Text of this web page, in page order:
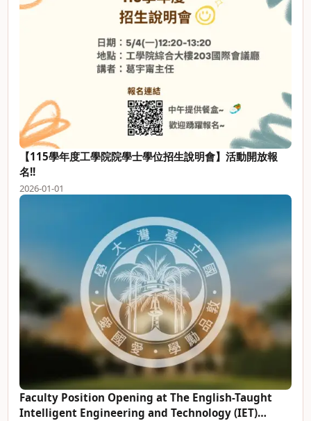
【115學年度工學院院學士學位招生說明會】活動開放報
名!!
2026-01-01
Faculty Position Opening at The English-Taught
Intelligent Engineering and Technology (IET)